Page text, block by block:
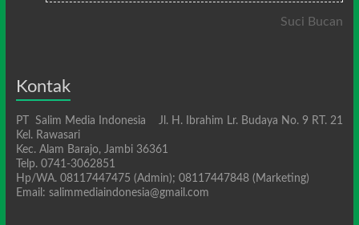
Suci Bucan
Kontak
PT Salim Media Indonesia Jl. H. Ibrahim Lr. Budaya No. 9 RT. 21
Kel. Rawasari
Kec. Alam Barajo, Jambi 36361
Telp. 0741-3062851
Hp/WA. 08117447475 (Admin); 08117447848 (Marketing)
Email: salimmediaindonesia@gmail.com